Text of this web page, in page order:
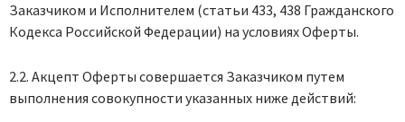
Заказчиком и Исполнителем (статьи 433, 438 Гражданского
Кодекса Российской Федерации) на условиях Оферты.
2.2. Акцепт Оферты совершается Заказчиком путем
выполнения совокупности указанных ниже действий: